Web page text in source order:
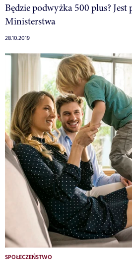
Będzie podwyżka 500 plus? Jest
Ministerstwa
28.10.2019
SPOŁECZEŃSTWO